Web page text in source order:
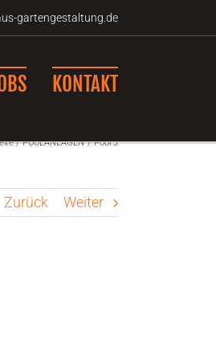
gartengestaltung.de
KONTAKT
POOLANLAGEN Pool 3
Zurück Weiter